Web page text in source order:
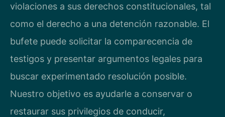
violaciones a sus derechos constitucionales, tal
como el derecho a una detención razonable. El
bufete puede solicitar la comparecencia de
testigos y presentar argumentos legales para
buscar experimentado resolución posible.
Nuestro objetivo es ayudarle a conservar o
restaurar sus privilegios de conducir,